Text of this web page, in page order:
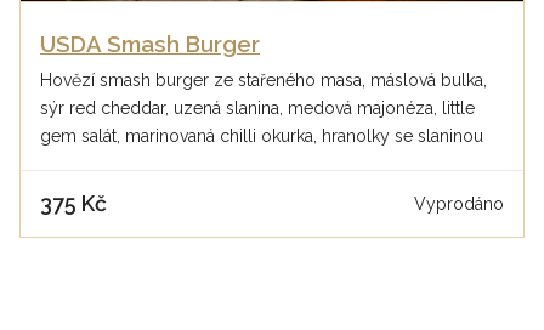
USDA Smash Burger
Hovězí smash burger ze stařeného masa, máslová bulka,
sýr red cheddar, uzená slanina, medová majonéza, little
gem salát, marinovaná chilli okurka, hranolky se slaninou
375 Kč Vyprodáno